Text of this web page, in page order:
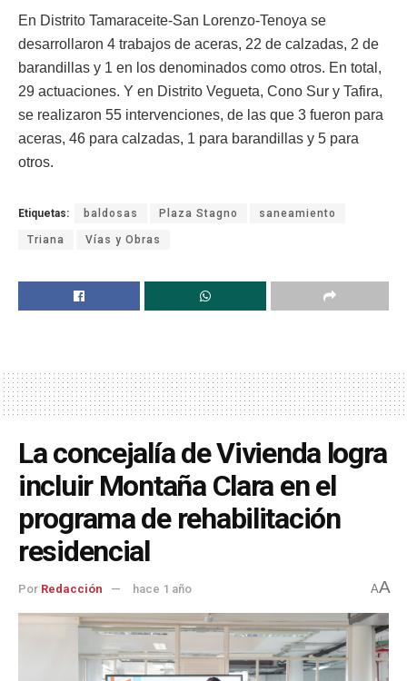
En Distrito Tamaraceite-San Lorenzo-Tenoya se
desarrollaron 4 trabajos de aceras, 22 de calzadas, 2 de
barandillas y 1 en los denominados como otros. En total,
29 actuaciones. Y en Distrito Vegueta, Cono Sur y Tafira,
se realizaron 55 intervenciones, de las que 3 fueron para
aceras, 46 para calzadas, 1 para barandillas y 5 para
otros.
Etiquetas: baldosas Plaza Stagno saneamiento
Triana Vías y Obras
La concejalía de Vivienda logra
incluir Montaña Clara en el
programa de rehabilitación
residencial
Por Redacción hace 1 año AA